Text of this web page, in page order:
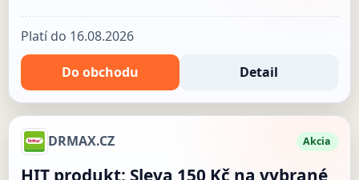
Platí do 16.08.2026
Do obchodu Detail
DRMAX.CZ Akcia
HIT produkt: Sleva 150 Kč na vybrané